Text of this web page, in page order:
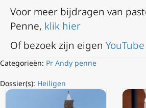
Voor meer bijdragen van
Penne, klik hier
Of bezoek zijn eigen
Categorieën: Pr Andy penne
Dossier(s): Heiligen